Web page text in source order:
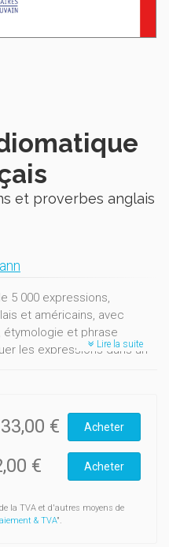
et proverbes anglais
5 000 expressions,
et américains, avec
et phrase
les expressions dans un
Lire la suite
33,00 € Acheter
€ Acheter
la TVA et d'autres moyens de
& TVA".